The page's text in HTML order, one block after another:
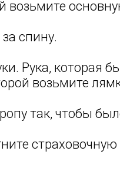
возьмите
спину.
Рука, которая
возьмите
так, чтобы